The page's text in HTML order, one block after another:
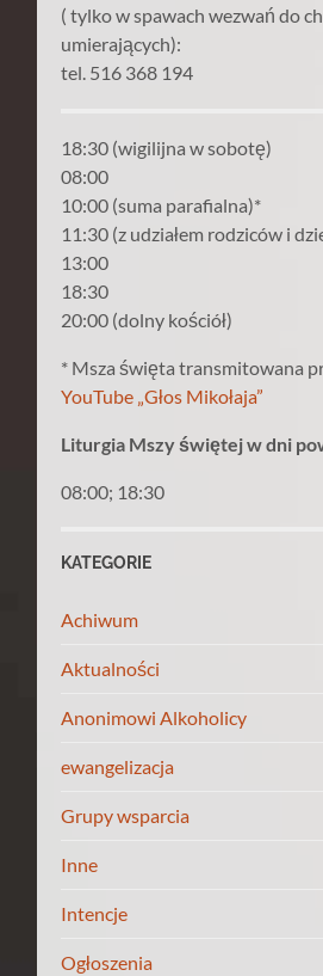
( tylko w spawach wezwań do
umierających):
tel. 516 368 194
18:30 (wigilijna w sobotę)
08:00
10:00 (suma parafialna)*
11:30 (z udziałem rodziców i
13:00
18:30
20:00 (dolny kościół)
* Msza święta transmitowana
YouTube „Głos Mikołaja”
Liturgia Mszy świętej w dni
08:00; 18:30
KATEGORIE
Achiwum
Aktualności
Anonimowi Alkoholicy
ewangelizacja
Grupy wsparcia
Inne
Intencje
Ogłoszenia